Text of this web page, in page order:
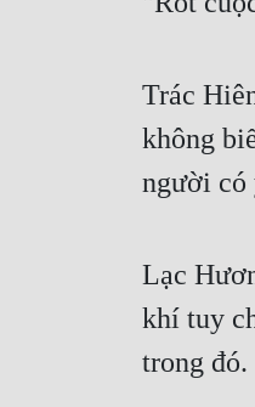
Trác
không
người có
Lạc
khí tuy
trong đó.